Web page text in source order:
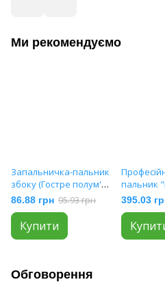
Ми рекомендуємо
Запальничка-пальник
збоку (Гостре полум'я
🚀)12см / круглі / гума 4
кольори (240шт/ящ)
007R-1
86.88 грн 95.93 грн
Купити
пальник
(Гостре
559 White
395.03
Обговорення